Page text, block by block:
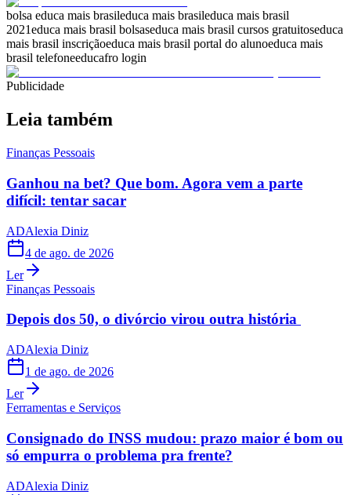
bolsa educa mais brasileduca mais brasileduca mais brasil
2021educa mais brasil bolsaseduca mais brasil cursos gratuitoseduca
mais brasil inscriçãoeduca mais brasil portal do alunoeduca mais
brasil telefoneeducafro login
Publicidade
Leia também
Finanças Pessoais
Ganhou na bet? Que bom. Agora vem a parte
difícil: tentar sacar
ADAlexia Diniz
4 de ago. de 2026
Ler
Finanças Pessoais
Depois dos 50, o divórcio virou outra história
ADAlexia Diniz
1 de ago. de 2026
Ler
Ferramentas e Serviços
Consignado do INSS mudou: prazo maior é bom ou
só empurra o problema pra frente?
ADAlexia Diniz